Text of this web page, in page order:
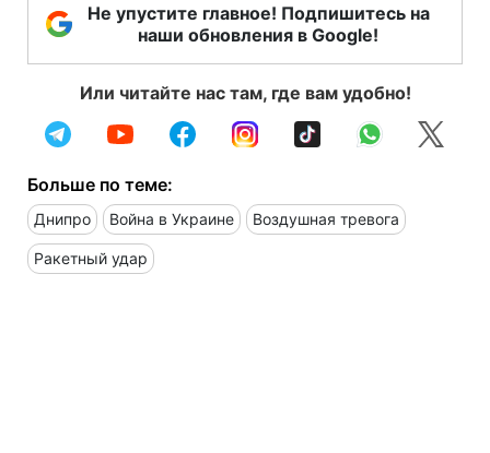
Не упустите главное! Подпишитесь на
наши обновления в Google!
Или читайте нас там, где вам удобно!
Больше по теме:
Днипро Война в Украине Воздушная тревога
Ракетный удар